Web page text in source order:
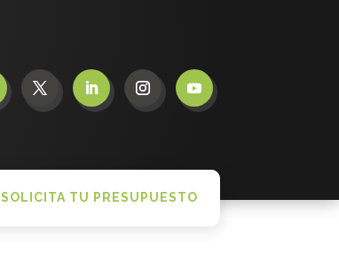
SOLICITA TU PRESUPUESTO